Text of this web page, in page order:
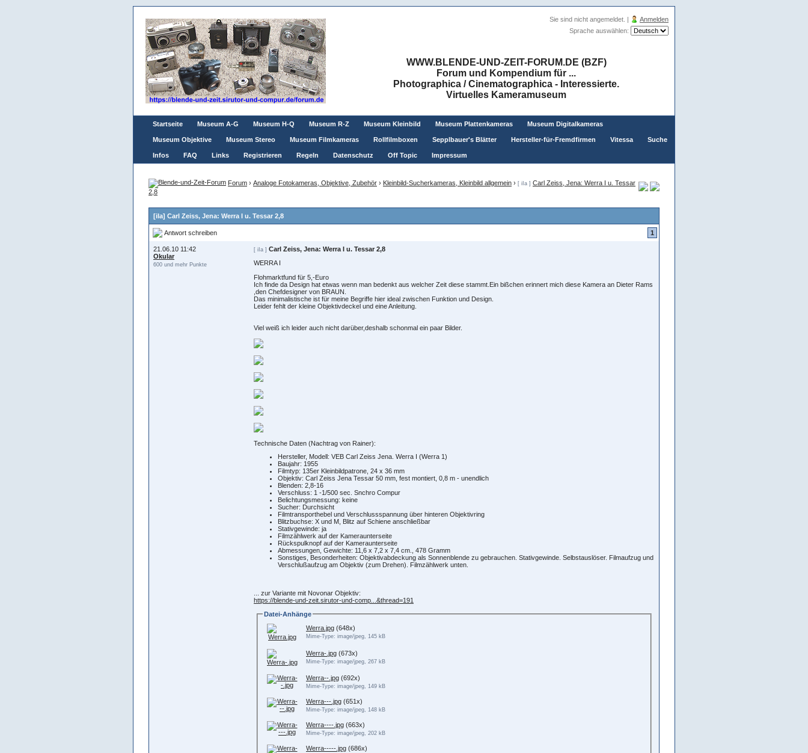
Sie sind nicht angemeldet. |
Anmelden
Sprache auswählen:
WWW.BLENDE-UND-ZEIT-FORUM.DE (BZF)
Forum und Kompendium für ...
Photographica / Cinematographica - Interessierte.
Virtuelles Kameramuseum
Startseite Museum A-G Museum H-Q Museum R-Z Museum Kleinbild Museum Plattenkameras Museum Digitalkameras
Museum Objektive Museum Stereo Museum Filmkameras Rollfilmboxen Sepplbauer's Blätter Hersteller-für-Fremdfirmen Vitessa Suche
Infos FAQ Links Registrieren Regeln Datenschutz Off Topic Impressum
Forum › Analoge Fotokameras, Objektive, Zubehör › Kleinbild-Sucherkameras, Kleinbild allgemein › [ iIa ] Carl Zeiss, Jena: Werra I u. Tessar
2,8
[iIa] Carl Zeiss, Jena: Werra I u. Tessar 2,8
Antwort schreiben 1
21.06.10 11:42
Okular
600 und mehr Punkte
[ iIa ] Carl Zeiss, Jena: Werra I u. Tessar 2,8
WERRA I
Flohmarktfund für 5,-Euro
Ich finde da Design hat etwas wenn man bedenkt aus welcher Zeit diese stammt.Ein bißchen erinnert mich diese Kamera an Dieter Rams
,den Chefdesigner von BRAUN.
Das minimalistische ist für meine Begriffe hier ideal zwischen Funktion und Design.
Leider fehlt der kleine Objektivdeckel und eine Anleitung.
Viel weiß ich leider auch nicht darüber,deshalb schonmal ein paar Bilder.
Technische Daten (Nachtrag von Rainer):
Hersteller, Modell: VEB Carl Zeiss Jena. Werra I (Werra 1)
Baujahr: 1955
Filmtyp: 135er Kleinbildpatrone, 24 x 36 mm
Objektiv: Carl Zeiss Jena Tessar 50 mm, fest montiert, 0,8 m - unendlich
Blenden: 2,8-16
Verschluss: 1 -1/500 sec. Snchro Compur
Belichtungsmessung: keine
Sucher: Durchsicht
Filmtransporthebel und Verschlussspannung über hinteren Objektivring
Blitzbuchse: X und M, Blitz auf Schiene anschließbar
Stativgewinde: ja
Filmzählwerk auf der Kameraunterseite
Rückspulknopf auf der Kameraunterseite
Abmessungen, Gewichte: 11,6 x 7,2 x 7,4 cm., 478 Gramm
Sonstiges, Besonderheiten: Objektivabdeckung als Sonnenblende zu gebrauchen. Stativgewinde. Selbstauslöser. Filmaufzug und
Verschlußaufzug am Objektiv (zum Drehen). Filmzählwerk unten.
... zur Variante mit Novonar Objektiv:
https://blende-und-zeit.sirutor-und-comp...&thread=191
Datei-Anhänge
Werra.jpg (648x)
Mime-Type: image/jpeg, 145 kB
Werra-.jpg (673x)
Mime-Type: image/jpeg, 267 kB
Werra--.jpg (692x)
Mime-Type: image/jpeg, 149 kB
Werra---.jpg (651x)
Mime-Type: image/jpeg, 148 kB
Werra----.jpg (663x)
Mime-Type: image/jpeg, 202 kB
Werra-----.jpg (686x)